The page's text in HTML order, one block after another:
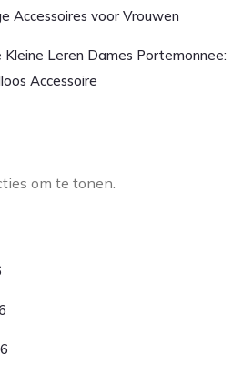
Accessoires voor Vrouwen
Kleine Leren Dames Portemonnee:
Accessoire
om te tonen.